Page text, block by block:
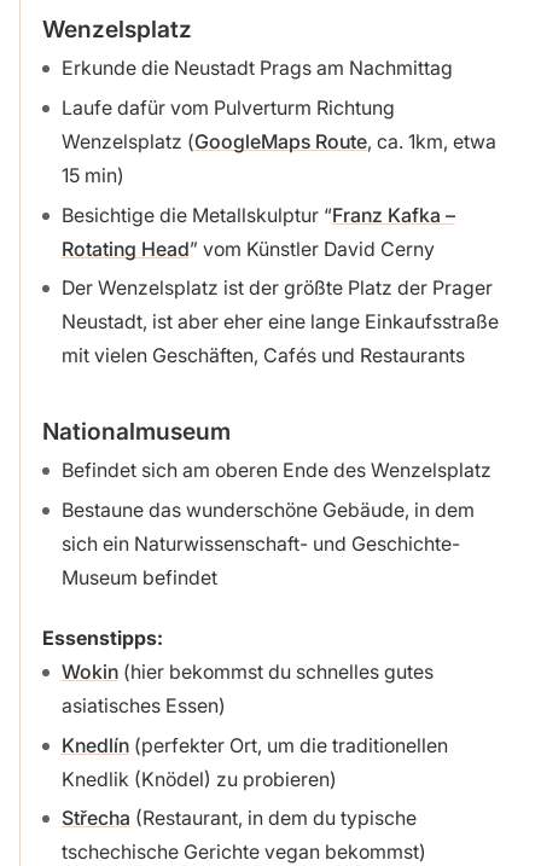
Wenzelsplatz
Erkunde die Neustadt Prags am Nachmittag
Laufe dafür vom Pulverturm Richtung
Wenzelsplatz (GoogleMaps Route, ca. 1km, etwa
15 min)
Besichtige die Metallskulptur “Franz Kafka –
Rotating Head” vom Künstler David Cerny
Der Wenzelsplatz ist der größte Platz der Prager
Neustadt, ist aber eher eine lange Einkaufsstraße
mit vielen Geschäften, Cafés und Restaurants
Nationalmuseum
Befindet sich am oberen Ende des Wenzelsplatz
Bestaune das wunderschöne Gebäude, in dem
sich ein Naturwissenschaft- und Geschichte-
Museum befindet
Essenstipps:
Wokin(hier bekommst du schnelles gutes
asiatisches Essen)
Knedlín(perfekter Ort, um die traditionellen
Knedlik (Knödel) zu probieren)
Střecha (Restaurant, in dem du typische
tschechische Gerichte vegan bekommst)